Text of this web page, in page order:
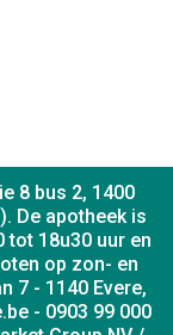
8 bus 2, 1400
De apotheek is
tot 18u30 uur en
op zon- en
7 - 1140 Evere,
- 0903 99 000